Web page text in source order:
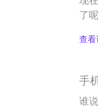
了
查看
手
谁